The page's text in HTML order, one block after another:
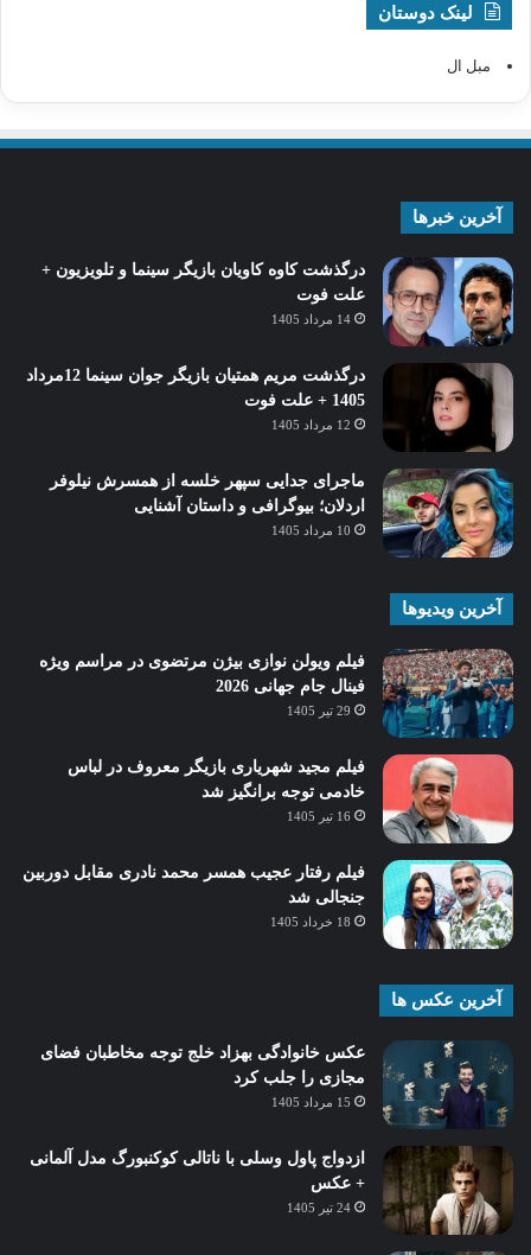
لینک دوستان
مبل ال
آخرین خبرها
درگذشت کاوه کاویان بازیگر سینما و تلویزیون +
علت فوت
14 مرداد 1405
درگذشت مریم همتیان بازیگر جوان سینما 12مرداد
1405 + علت فوت
12 مرداد 1405
ماجرای جدایی سپهر خلسه از همسرش نیلوفر
اردلان؛ بیوگرافی و داستان آشنایی
10 مرداد 1405
آخرین ویدیوها
فیلم ویولن نوازی بیژن مرتضوی در مراسم ویژه
فینال جام جهانی 2026
29 تیر 1405
فیلم مجید شهریاری بازیگر معروف در لباس
خادمی توجه برانگیز شد
16 تیر 1405
فیلم رفتار عجیب همسر محمد نادری مقابل دوربین
جنجالی شد
18 خرداد 1405
آخرین عکس ها
عکس خانوادگی بهزاد خلج توجه مخاطبان فضای
مجازی را جلب کرد
15 مرداد 1405
ازدواج پاول وسلی با ناتالی کوکنبورگ مدل آلمانی
+ عکس
24 تیر 1405